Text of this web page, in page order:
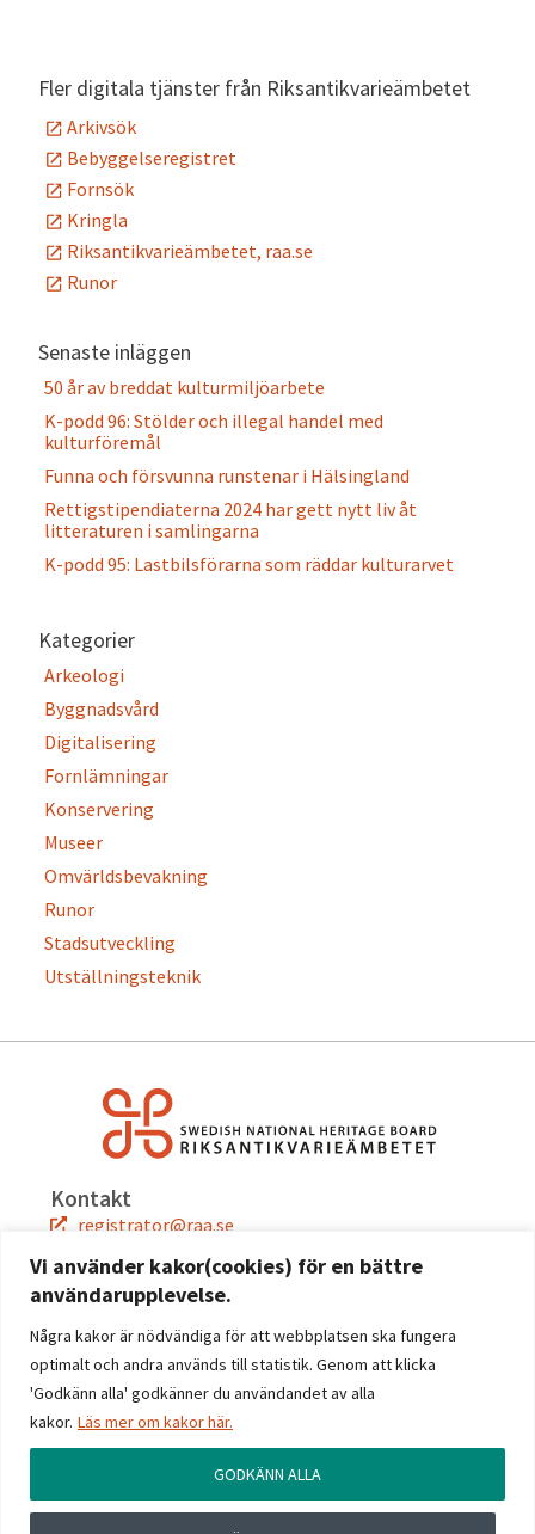
Vi använder kakor(cookies) för en bättre
användarupplevelse.
Några kakor är nödvändiga för att webbplatsen ska fungera
optimalt och andra används till statistik. Genom att klicka
'Godkänn alla' godkänner du användandet av alla
kakor. Läs mer om kakor här.
GODKÄNN ALLA
Fler digitala tjänster från Riksantikvarieämbetet
Arkivsök
Bebyggelseregistret
Fornsök
Kringla
Riksantikvarieämbetet, raa.se
Runor
Senaste inläggen
50 år av breddat kulturmiljöarbete
K-podd 96: Stölder och illegal handel med
kulturföremål
Funna och försvunna runstenar i Hälsingland
Rettigstipendiaterna 2024 har gett nytt liv åt
litteraturen i samlingarna
K-podd 95: Lastbilsförarna som räddar kulturarvet
Kategorier
Arkeologi
Byggnadsvård
Digitalisering
Fornlämningar
Konservering
Museer
Omvärldsbevakning
Runor
Stadsutveckling
Utställningsteknik
Kontakt
registrator@raa.se
Snabblänkar
Jobba hos oss
Press
Kontakta oss
Följ oss
Linkedin